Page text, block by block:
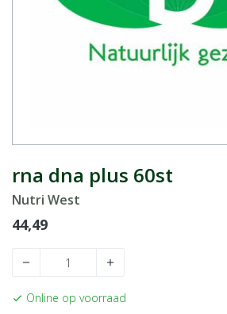
rna dna plus 60st
Nutri West
44,49
remove add
check Online op voorraad